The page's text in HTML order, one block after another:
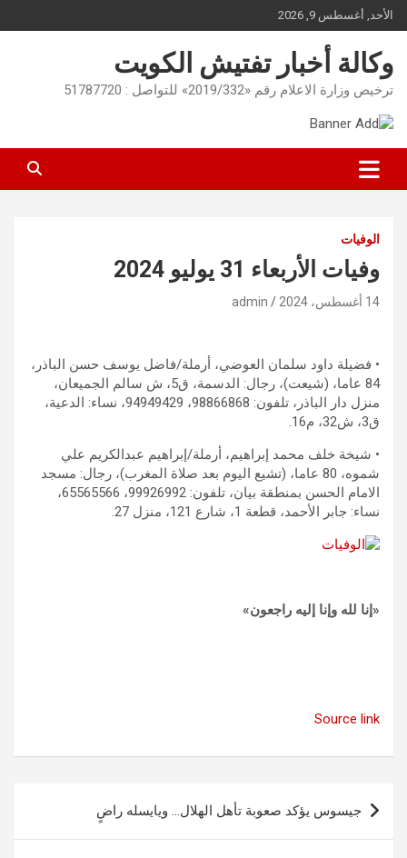
Skip
to
content
الأحد, أغسطس 9, 2026
وكالة أخبار تفتيش الكويت
ترخيص وزارة الاعلام رقم «2019/332» للتواصل : 51787720
الوفيات
وفيات الأربعاء 31 يوليو 2024
14 أغسطس، 2024 admin
• فضيلة داود سلمان العوضي، أرملة/فاضل يوسف حسن الباذر،
84 عاما، (شيعت)، رجال: الدسمة، ق5، ش سالم الجميعان،
منزل دار الباذر، تلفون: 98866868، 94949429، نساء: الدعية،
ق3، ش32، م16.
• شيخة خلف محمد إبراهيم، أرملة/إبراهيم عبدالكريم علي
شموه، 80 عاما، (تشيع اليوم بعد صلاة المغرب)، رجال: مسجد
الامام الحسن بمنطقة بيان، تلفون: 99926992، 65565566،
نساء: جابر الأحمد، قطعة 1، شارع 121، منزل 27.
‮«إنا لله وإنا إليه راجعون‮»​
Source link
تصفّح
المقالات
جيسوس يؤكد صعوبة تأهل الهلال… ويايسله راضٍ